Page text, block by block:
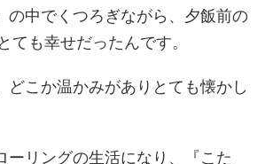
の中でくつろぎながら、夕飯前の
ても幸せだったんです。
どこか温かみがありとても懐かし
ーリングの生活になり、『こた